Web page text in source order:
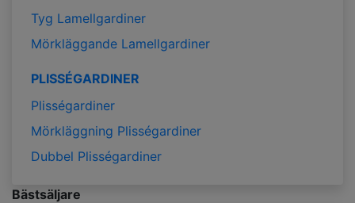
Tyg Lamellgardiner
Mörkläggande Lamellgardiner
PLISSÉGARDINER
Plisségardiner
Mörkläggning Plisségardiner
Dubbel Plisségardiner
Bästsäljare